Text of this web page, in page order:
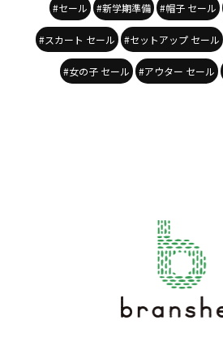
#セール #新学期準備 #帽子 セール
#スカート セール #セットアップ セール
#女の子 セール #アウター セール